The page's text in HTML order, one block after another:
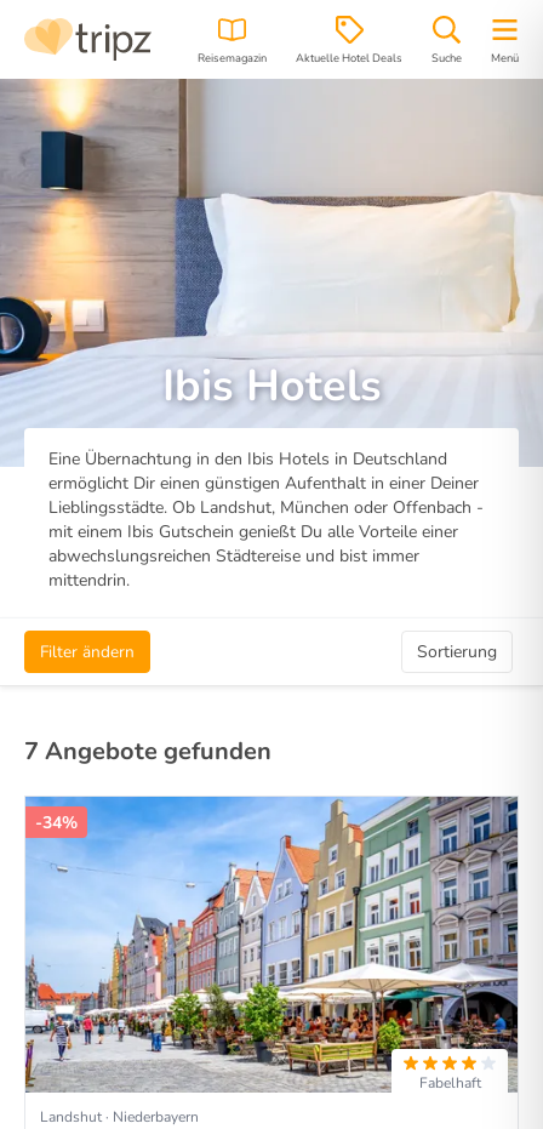
Reisemagazin Aktuelle Hotel Deals Suche Menü
Ibis Hotels
Eine Übernachtung in den Ibis Hotels in Deutschland
ermöglicht Dir einen günstigen Aufenthalt in einer Deiner
Lieblingsstädte. Ob Landshut, München oder Offenbach -
mit einem Ibis Gutschein genießt Du alle Vorteile einer
abwechslungsreichen Städtereise und bist immer
mittendrin.
Filter ändern Sortierung
7 Angebote gefunden
-34%
Fabelhaft
Landshut · Niederbayern